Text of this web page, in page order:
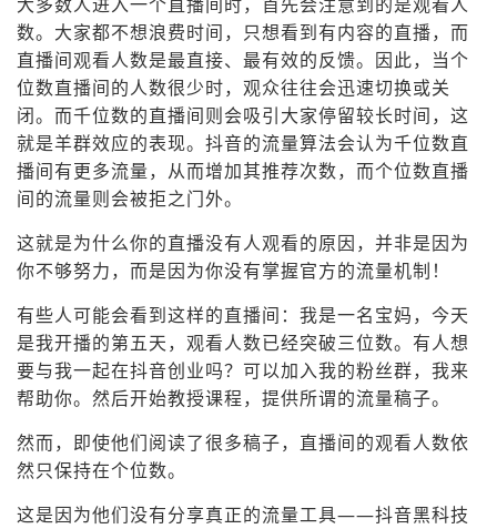
数。大家都不想浪费时间，只想看到有内容的直播，而
直播间观看人数是最直接、最有效的反馈。因此，当个
位数直播间的人数很少时，观众往往会迅速切换或关
闭。而千位数的直播间则会吸引大家停留较长时间，这
就是羊群效应的表现。抖音的流量算法会认为千位数直
播间有更多流量，从而增加其推荐次数，而个位数直播
间的流量则会被拒之门外。
这就是为什么你的直播没有人观看的原因，并非是因为
你不够努力，而是因为你没有掌握官方的流量机制！
有些人可能会看到这样的直播间：我是一名宝妈，今天
是我开播的第五天，观看人数已经突破三位数。有人想
要与我一起在抖音创业吗？可以加入我的粉丝群，我来
帮助你。然后开始教授课程，提供所谓的流量稿子。
然而，即使他们阅读了很多稿子，直播间的观看人数依
然只保持在个位数。
这是因为他们没有分享真正的流量工具——抖音黑科技